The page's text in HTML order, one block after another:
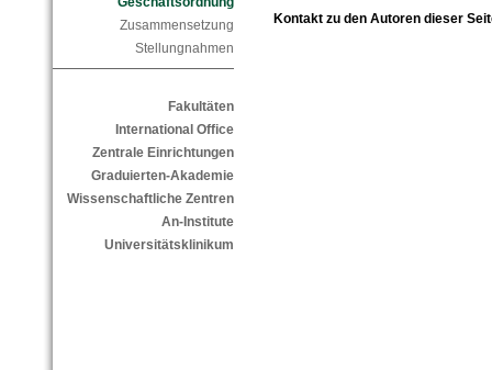
Zusammensetzung
Stellungnahmen
Fakultäten
International Office
Zentrale Einrichtungen
Graduierten-Akademie
Wissenschaftliche Zentren
An-Institute
Universitätsklinikum
Kontakt zu den Autoren dieser